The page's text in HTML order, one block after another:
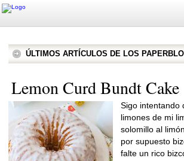
ÚLTIMOS ARTÍCULOS DE LOS
Lemon Curd Bundt Cake
Sigo intentando
limones de mi
solomillo al
por supuesto
falte un rico